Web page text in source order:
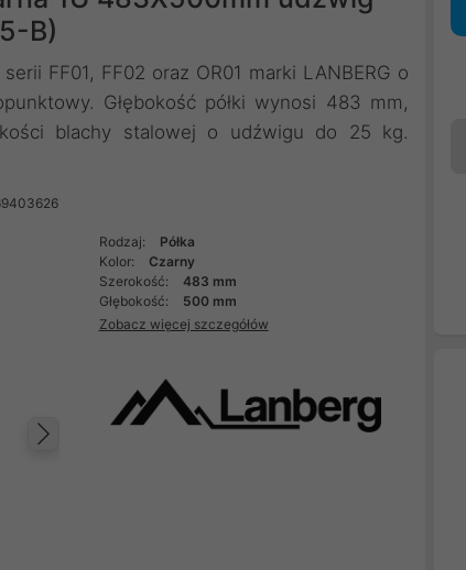
B)
FF01, FF02 oraz OR01 marki LANBERG o
Głębokość półki wynosi 483 mm,
blachy stalowej o udźwigu do 25 kg.
Rodzaj:
Półka
Kolor:
Czarny
Szerokość:
483 mm
Głębokość:
500 mm
Zobacz więcej szczegółów